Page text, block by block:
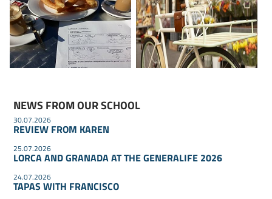
NEWS FROM OUR SCHOOL
30.07.2026
REVIEW FROM KAREN
25.07.2026
LORCA AND GRANADA AT THE GENERALIFE 2026
24.07.2026
TAPAS WITH FRANCISCO